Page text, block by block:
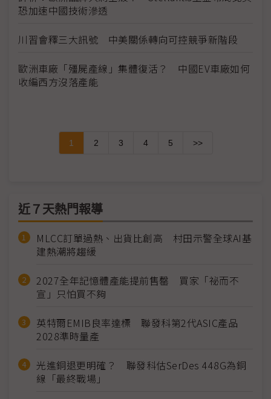
恐加速中國技術滲透
川習會釋三大訊號 中美關係轉向可控競爭新階段
歐洲車廠「殭屍產線」集體復活？ 中國EV車廠如何
收編西方沒落產能
1 2 3 4 5 >>
近７天熱門報導
MLCC訂單過熱、出貨比創高 村田示警全球AI基
建熱潮將趨緩
2027全年記憶體產能提前售罄 買家「祕而不
宣」只怕買不夠
英特爾EMIB良率達標 聯發科第2代ASIC產品
2028準時量產
光進銅退更明確？ 聯發科估SerDes 448G為銅
線「最終戰場」